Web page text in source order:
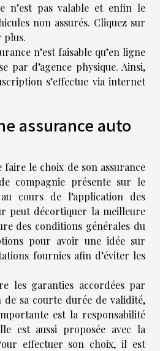
n’est pas valable et enfin le
non assurés. Cliquez sur
plus.
n’est faisable qu’en ligne
par d’agence physique. Ainsi,
s’effectue via internet
assurance auto
le choix de son assurance
compagnie présente sur le
cours de l’application des
peut décortiquer la meilleure
des conditions générales du
pour avoir une idée sur
fournies afin d’éviter les
les garanties accordées par
de sa courte durée de validité,
est la responsabilité
est aussi proposée avec la
effectuer son choix, il est